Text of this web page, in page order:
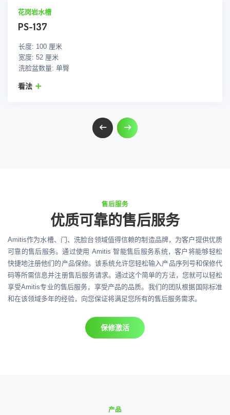
花岗岩水槽
PS-137
长度: 100 厘米
宽度: 52 厘米
洗脸盆数量: 单臀
看法
售后服务
优质可靠的售后服务
Amitis作为水槽、门、洗脸台领域值得信赖的制造品牌，为客户提供优质
可靠的售后服务。通过使用 Amitis 智能售后服务系统，客户将能够轻松
快捷地注册他们的产品保修。该系统允许您轻松输入产品序列号和保修代
码等所需信息并注册售后服务请求。通过这个简单的方法，您就可以轻松
享受Amitis专业的售后服务，享受产品的品质。我们的团队根据国际标准
和在该领域多年的经验，向您保证将满足您所有的售后服务需求。
保修激活
产品